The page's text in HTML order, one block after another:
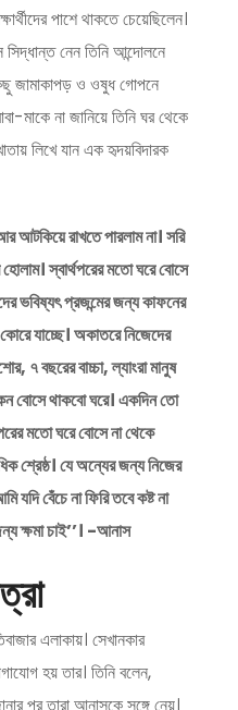
পাশে থাকতে চেয়েছিলেন।
নেন তিনি আন্দোলনে
জামাকাপড় ও ওষুধ গোপনে
মাকে না জানিয়ে তিনি ঘর থেকে
লিখে যান এক হৃদয়বিদারক
আটকিয়ে রাখতে পারলাম না। সরি
স্বার্থপরের মতো ঘরে বোসে
ভবিষ্যৎ প্রজন্মের জন্য কাফনের
যাচ্ছে। অকাতরে নিজেদের
৭ বছরের বাচ্চা, ল্যাংরা মানুষ
বোসে থাকবো ঘরে। একদিন তো
মতো ঘরে বোসে না থেকে
শ্রেষ্ঠ। যে অন্যের জন্য নিজের
বেঁচে না ফিরি তবে কষ্ট না
ক্ষমা চাই’’। -আনাস
এলাকায়। সেখানকার
হয় তার। তিনি বলেন,